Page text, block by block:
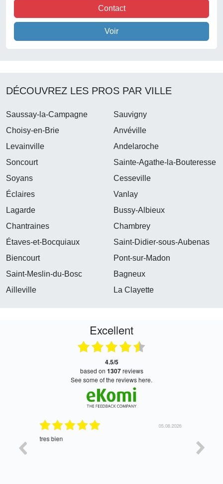
Contact
Voir
DÉCOUVREZ LES PROS PAR VILLE
Saussay-la-Campagne
Sauvigny
Choisy-en-Brie
Anvéville
Levainville
Andelaroche
Soncourt
Sainte-Agathe-la-Bouteresse
Soyans
Cesseville
Éclaires
Vanlay
Lagarde
Bussy-Albieux
Chantraines
Chambrey
Étaves-et-Bocquiaux
Saint-Didier-sous-Aubenas
Biencourt
Pont-sur-Madon
Saint-Meslin-du-Bosc
Bagneux
Ailleville
La Clayette
Excellent
4.5/5
based on 1307reviews
see some of the reviews here.
05.08.2026
tres bien